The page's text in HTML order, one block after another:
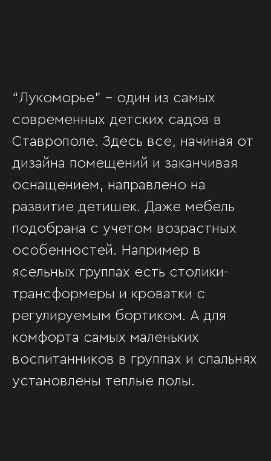
“Лукоморье” - один из самых
современных детских садов в
Ставрополе. Здесь все, начиная от
дизайна помещений и заканчивая
оснащением, направлено на
развитие детишек. Даже мебель
подобрана с учетом возрастных
особенностей. Например в
ясельных группах есть столики-
трансформеры и кроватки с
регулируемым бортиком. А для
комфорта самых маленьких
воспитанников в группах и спальнях
установлены теплые полы.